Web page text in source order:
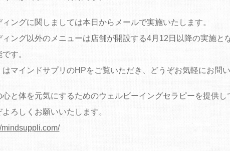
ィングに関しましては本日からメールで実施いたします。
ィング以外のメニューは店舗が開設する4月12日以降の実施と
す。
はマインドサプリのHPをご覧いただき、どうぞお気軽にお問い
心と体を元気にするためのウェルビーイングセラピーを提供
ろしくお願いいたします。
mindsuppli.com/